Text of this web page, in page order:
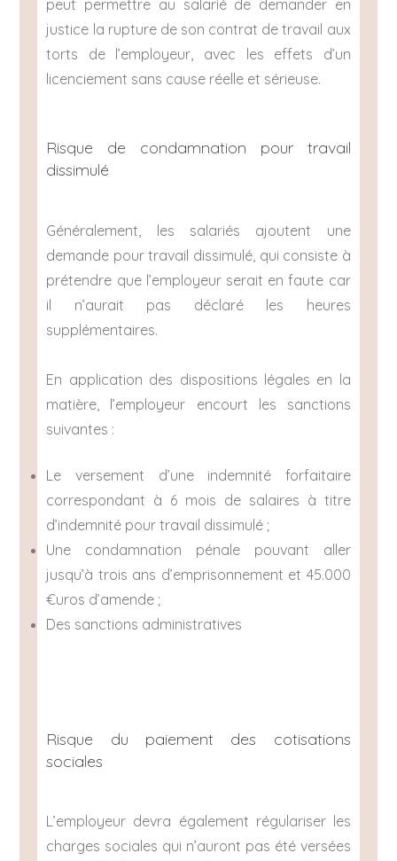
peut permettre au salarié de demander en
justice la rupture de son contrat de travail aux
torts de l’employeur, avec les effets d’un
licenciement sans cause réelle et sérieuse.
Risque de condamnation pour travail
dissimulé
Généralement, les salariés ajoutent une
demande pour travail dissimulé, qui consiste à
prétendre que l’employeur serait en faute car
il n’aurait pas déclaré les heures
supplémentaires.
En application des dispositions légales en la
matière, l’employeur encourt les sanctions
suivantes :
Le versement d’une indemnité forfaitaire
correspondant à 6 mois de salaires à titre
d’indemnité pour travail dissimulé ;
Une condamnation pénale pouvant aller
jusqu’à trois ans d’emprisonnement et 45.000
€uros d’amende ;
Des sanctions administratives
Risque du paiement des cotisations
sociales
L’employeur devra également régulariser les
charges sociales qui n’auront pas été versées